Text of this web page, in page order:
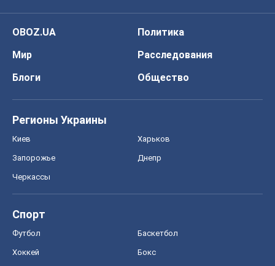
OBOZ.UA
Политика
Мир
Расследования
Блоги
Общество
Регионы Украины
Киев Харьков
Запорожье Днепр
Черкассы
Спорт
Футбол Баскетбол
Хоккей Бокс